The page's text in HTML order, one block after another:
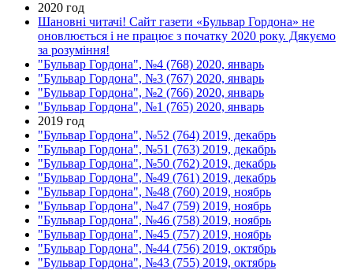
2020 год
Шановні читачі! Сайт газети «Бульвар Гордона» не
оновлюється і не працює з початку 2020 року. Дякуємо
за розуміння!
"Бульвар Гордона", №4 (768) 2020, январь
"Бульвар Гордона", №3 (767) 2020, январь
"Бульвар Гордона", №2 (766) 2020, январь
"Бульвар Гордона", №1 (765) 2020, январь
2019 год
"Бульвар Гордона", №52 (764) 2019, декабрь
"Бульвар Гордона", №51 (763) 2019, декабрь
"Бульвар Гордона", №50 (762) 2019, декабрь
"Бульвар Гордона", №49 (761) 2019, декабрь
"Бульвар Гордона", №48 (760) 2019, ноябрь
"Бульвар Гордона", №47 (759) 2019, ноябрь
"Бульвар Гордона", №46 (758) 2019, ноябрь
"Бульвар Гордона", №45 (757) 2019, ноябрь
"Бульвар Гордона", №44 (756) 2019, октябрь
"Бульвар Гордона", №43 (755) 2019, октябрь